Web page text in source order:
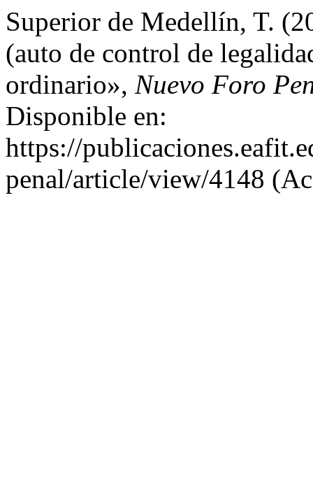
Superior de Medellín, T.
(auto de control de
ordinario», Nuevo Foro
Disponible en:
https://
penal/article/view/4148